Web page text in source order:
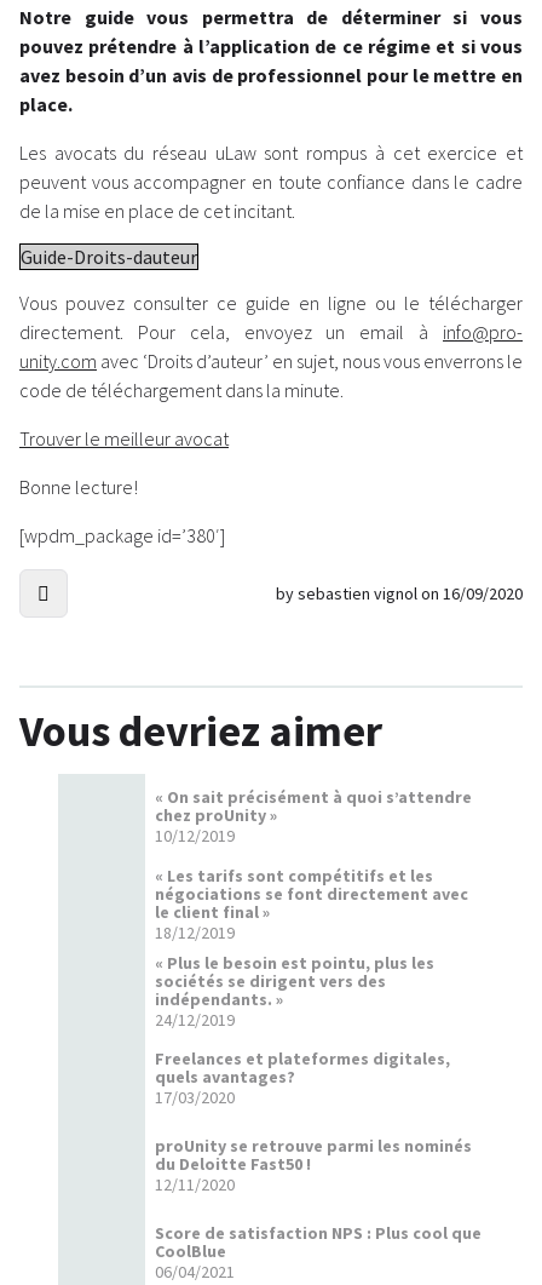
Notre guide vous permettra de déterminer si vous
pouvez prétendre à l’application de ce régime et si vous
avez besoin d’un avis de professionnel pour le mettre en
place.
Les avocats du réseau uLaw sont rompus à cet exercice et
peuvent vous accompagner en toute confiance dans le cadre
de la mise en place de cet incitant.
Guide-Droits-dauteur
Vous pouvez consulter ce guide en ligne ou le télécharger
directement. Pour cela, envoyez un email à info@pro-
unity.com avec ‘Droits d’auteur’ en sujet, nous vous enverrons le
code de téléchargement dans la minute.
Trouver le meilleur avocat
Bonne lecture!
[wpdm_package id=’380′]
by sebastien vignol on 16/09/2020
Vous devriez aimer
« On sait précisément à quoi s’attendre
chez proUnity »
10/12/2019
« Les tarifs sont compétitifs et les
négociations se font directement avec
le client final »
18/12/2019
« Plus le besoin est pointu, plus les
sociétés se dirigent vers des
indépendants. »
24/12/2019
Freelances et plateformes digitales,
quels avantages?
17/03/2020
proUnity se retrouve parmi les nominés
du Deloitte Fast50 !
12/11/2020
Score de satisfaction NPS : Plus cool que
CoolBlue
06/04/2021